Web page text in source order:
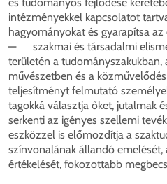
intézményekkel kapcsolatot
hagyományokat és gyarapítsa
— szakmai és társadalmi
területén a tudományszakukban,
művészetben és a
teljesítményt felmutató
tagokká választja őket, jutalmak
serkenti az igényes szellemi
eszközzel is előmozdítja a
színvonalának állandó
értékelését, fokozottabb